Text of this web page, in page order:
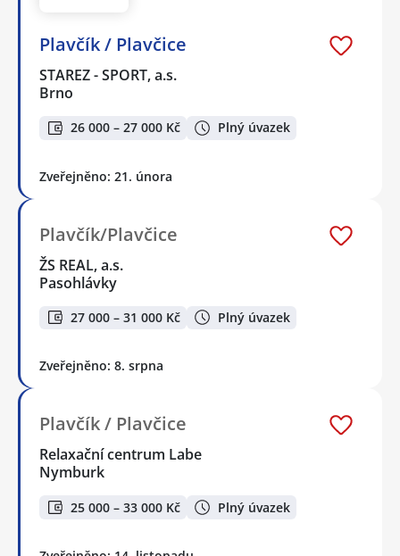
Plavčík / Plavčice
STAREZ - SPORT, a.s.
Brno
26 000 – 27 000 Kč Plný úvazek
Zveřejněno: 21. února
Plavčík/Plavčice
ŽS REAL, a.s.
Pasohlávky
27 000 – 31 000 Kč Plný úvazek
Zveřejněno: 8. srpna
Plavčík / Plavčice
Relaxační centrum Labe
Nymburk
25 000 – 33 000 Kč Plný úvazek